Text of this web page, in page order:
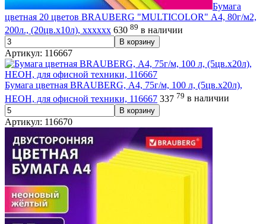
Бумага
цветная 20 цветов BRAUBERG "MULTICOLOR" А4, 80г/м2,
200л., (20цв.x10л), хххххх 630 89 в наличии
В корзину
Артикул: 116667
Бумага цветная BRAUBERG, А4, 75г/м, 100 л, (5цв.х20л),
НЕОН, для офисной техники, 116667 337 79 в наличии
В корзину
Артикул: 116670